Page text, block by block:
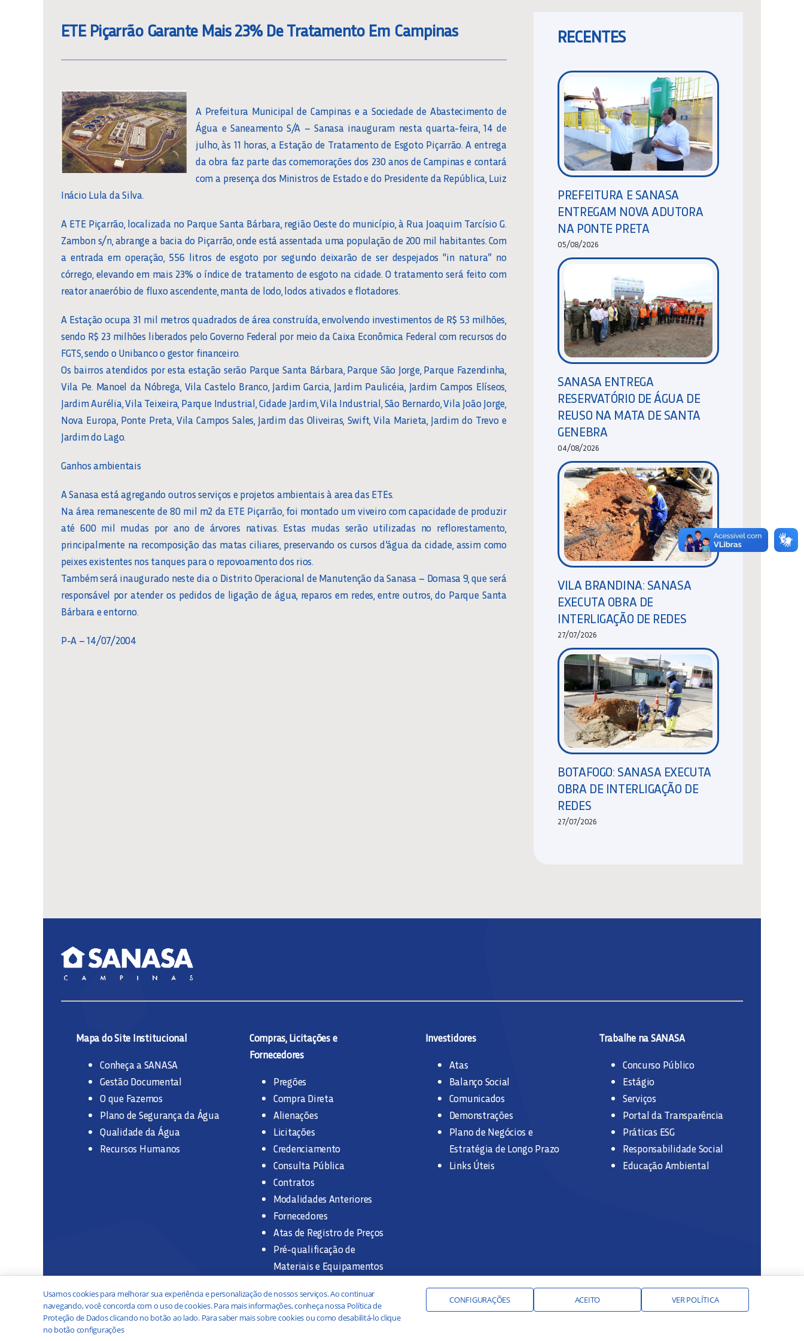
ETE Piçarrão Garante Mais 23% De Tratamento Em Campinas
A Prefeitura Municipal de Campinas e a Sociedade de Abastecimento de
Água e Saneamento S/A – Sanasa inauguram nesta quarta-feira, 14 de
julho, às 11 horas, a Estação de Tratamento de Esgoto Piçarrão. A entrega
da obra faz parte das comemorações dos 230 anos de Campinas e contará
com a presença dos Ministros de Estado e do Presidente da República, Luiz
Inácio Lula da Silva.
A ETE Piçarrão, localizada no Parque Santa Bárbara, região Oeste do município, à Rua Joaquim Tarcísio G.
Zambon s/n, abrange a bacia do Piçarrão, onde está assentada uma população de 200 mil habitantes. Com
a entrada em operação, 556 litros de esgoto por segundo deixarão de ser despejados “in natura” no
córrego, elevando em mais 23% o índice de tratamento de esgoto na cidade. O tratamento será feito com
reator anaeróbio de fluxo ascendente, manta de lodo, lodos ativados e flotadores.
A Estação ocupa 31 mil metros quadrados de área construída, envolvendo investimentos de R$ 53 milhões,
sendo R$ 23 milhões liberados pelo Governo Federal por meio da Caixa Econômica Federal com recursos do
FGTS, sendo o Unibanco o gestor financeiro.
Os bairros atendidos por esta estação serão Parque Santa Bárbara, Parque São Jorge, Parque Fazendinha,
Vila Pe. Manoel da Nóbrega, Vila Castelo Branco, Jardim Garcia, Jardim Paulicéia, Jardim Campos Elíseos,
Jardim Aurélia, Vila Teixeira, Parque Industrial, Cidade Jardim, Vila Industrial, São Bernardo, Vila João Jorge,
Nova Europa, Ponte Preta, Vila Campos Sales, Jardim das Oliveiras, Swift, Vila Marieta, Jardim do Trevo e
Jardim do Lago.
Ganhos ambientais
A Sanasa está agregando outros serviços e projetos ambientais à area das ETEs.
Na área remanescente de 80 mil m2 da ETE Piçarrão, foi montado um viveiro com capacidade de produzir
até 600 mil mudas por ano de árvores nativas. Estas mudas serão utilizadas no reflorestamento,
principalmente na recomposição das matas ciliares, preservando os cursos d’água da cidade, assim como
peixes existentes nos tanques para o repovoamento dos rios.
Também será inaugurado neste dia o Distrito Operacional de Manutenção da Sanasa – Domasa 9, que será
responsável por atender os pedidos de ligação de água, reparos em redes, entre outros, do Parque Santa
Bárbara e entorno.
P-A – 14/07/2004
RECENTES
PREFEITURA E SANASA
ENTREGAM NOVA ADUTORA
NA PONTE PRETA
05/08/2026
SANASA ENTREGA
RESERVATÓRIO DE ÁGUA DE
REUSO NA MATA DE SANTA
GENEBRA
04/08/2026
VILA BRANDINA: SANASA
EXECUTA OBRA DE
INTERLIGAÇÃO DE REDES
27/07/2026
BOTAFOGO: SANASA EXECUTA
OBRA DE INTERLIGAÇÃO DE
REDES
27/07/2026
Mapa do Site Institucional
Conheça a SANASA
Gestão Documental
O que Fazemos
Plano de Segurança da Água
Qualidade da Água
Recursos Humanos
Compras, Licitações e
Fornecedores
Pregões
Compra Direta
Alienações
Licitações
Credenciamento
Consulta Pública
Contratos
Modalidades Anteriores
Fornecedores
Atas de Registro de Preços
Pré-qualificação de
Materiais e Equipamentos
Documentação Interna
Investidores
Atas
Balanço Social
Comunicados
Demonstrações
Plano de Negócios e
Estratégia de Longo Prazo
Links Úteis
Trabalhe na SANASA
Concurso Público
Estágio
Serviços
Portal da Transparência
Práticas ESG
Responsabilidade Social
Educação Ambiental
Usamos cookies para melhorar sua experiência e personalização de nossos serviços. Ao continuar
navegando, você concorda com o uso de cookies. Para mais informações, conheça nossa Política de
Proteção de Dados clicando no botão ao lado. Para saber mais sobre cookies ou como desabilitá-lo clique
no botão configurações
CONFIGURAÇÕES ACEITO VER POLÍTICA